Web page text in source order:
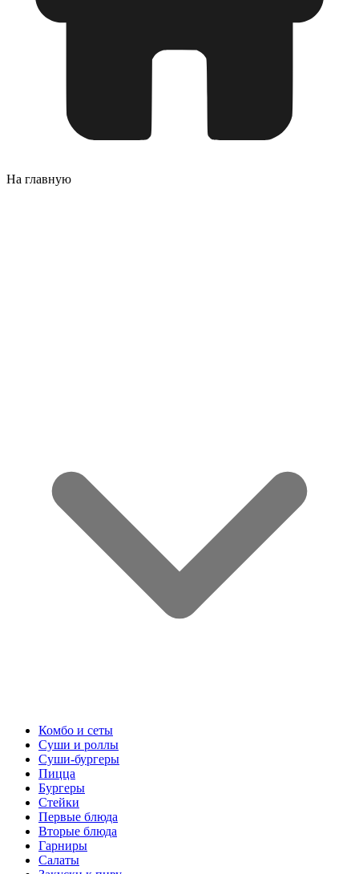
На главную
Комбо и сеты
Суши и роллы
Суши-бургеры
Пицца
Бургеры
Стейки
Первые блюда
Вторые блюда
Гарниры
Салаты